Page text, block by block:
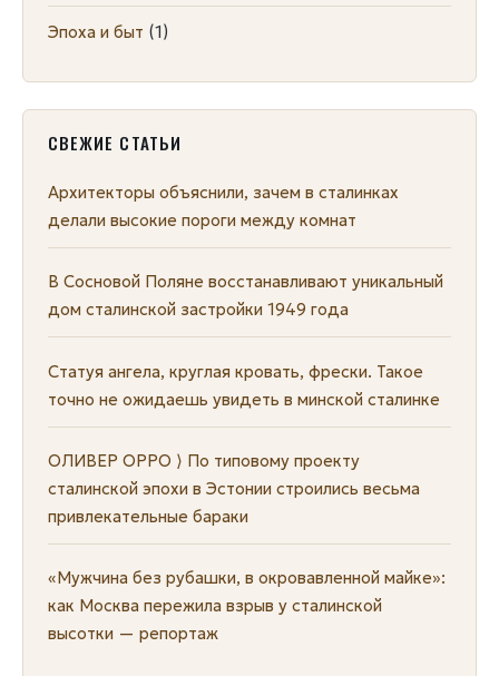
Эпоха и быт (1)
СВЕЖИЕ СТАТЬИ
Архитекторы объяснили, зачем в сталинках
делали высокие пороги между комнат
В Сосновой Поляне восстанавливают уникальный
дом сталинской застройки 1949 года
Статуя ангела, круглая кровать, фрески. Такое
точно не ожидаешь увидеть в минской сталинке
ОЛИВЕР ОРРО ⟩ По типовому проекту
сталинской эпохи в Эстонии строились весьма
привлекательные бараки
«Мужчина без рубашки, в окровавленной майке»:
как Москва пережила взрыв у сталинской
высотки — репортаж